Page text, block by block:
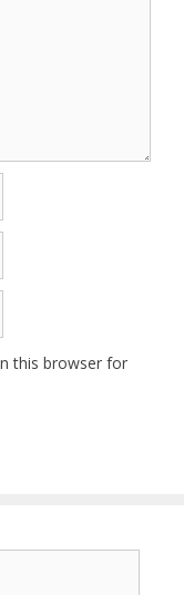
this browser for